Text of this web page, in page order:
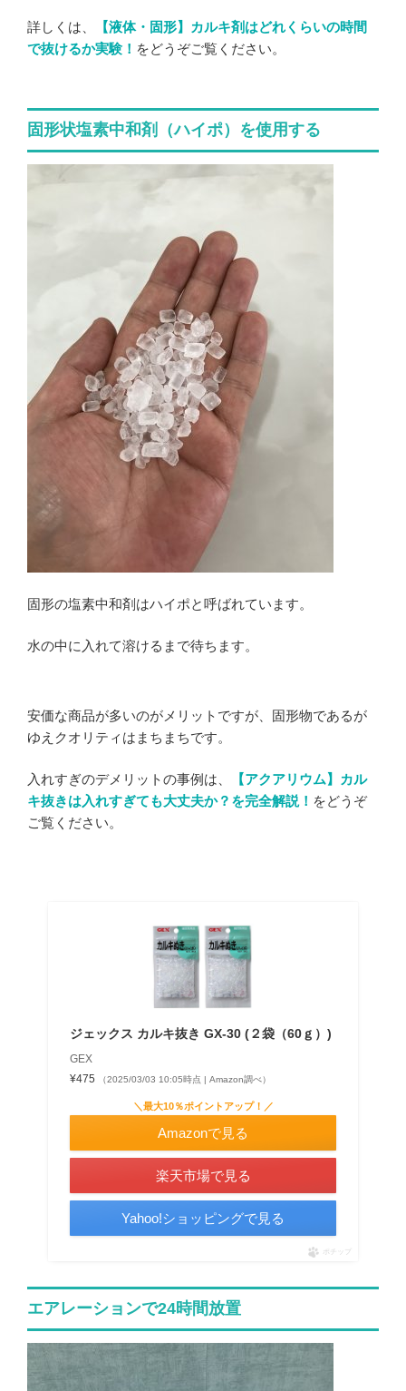
詳しくは、
【液体・固形】カルキ剤はどれくらいの時間
で抜けるか実験！ をどうぞご覧ください。
固形状塩素中和剤（ハイポ）を使用する
固形の塩素中和剤はハイポと呼ばれています。
水の中に入れて溶けるまで待ちます。
安価な商品が多いのがメリットですが、固形物であるが
ゆえクオリティはまちまちです。
入れすぎのデメリットの事例は、
【アクアリウム】カル
キ抜きは入れすぎても大丈夫か？を完全解説！ をどうぞ
ご覧ください。
ジェックス カルキ抜き GX-30 (２袋（60ｇ）)
GEX
¥475
（2025/03/03 10:05時点 | Amazon調べ）
＼最大10％ポイントアップ！／
Amazonで見る
楽天市場で見る
Yahoo!ショッピングで見る
ポチップ
エアレーションで24時間放置